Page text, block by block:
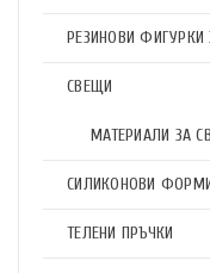
РЕЗИНОВИ ФИГУРКИ
СВЕЩИ
МАТЕРИАЛИ ЗА
СИЛИКОНОВИ
ТЕЛЕНИ ПРЪЧКИ